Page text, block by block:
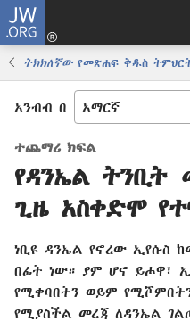
JW.ORG
ትክክለኛውየመጽሐፍ ቅዱስ
አንብብ በ
ተጨማሪ ክፍል
የዳንኤል
ጊዜ አስቀድሞ
ነቢዩ ዳንኤል የኖረው ኢየሱስ
በፊት ነው። ያም ሆኖ ይሖዋ፣
የሚቀባበትን ወይም
የሚያስችል መረጃ ለዳንኤል